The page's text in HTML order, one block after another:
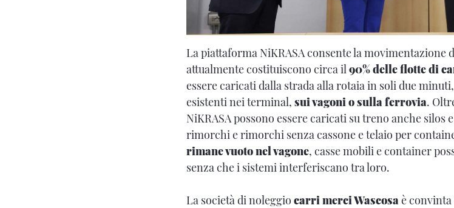
La piattaforma NiKRASA consente la movimentazione
attualmente costituiscono circa il 90% delle flotte di
essere caricati dalla strada alla rotaia in soli due
esistenti nei terminal, sui vagoni o sulla ferrovia.
NiKRASA possono essere caricati su treno anche
rimorchi e rimorchi senza cassone e telaio per
rimane vuoto nel vagone, casse mobili e container
senza che i sistemi interferiscano tra loro.
La società di noleggio carri merci Wascosa è convinta